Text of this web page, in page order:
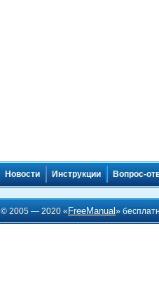
Новости Инструкции Вопрос-
© 2005 — 2020 « FreeManual»